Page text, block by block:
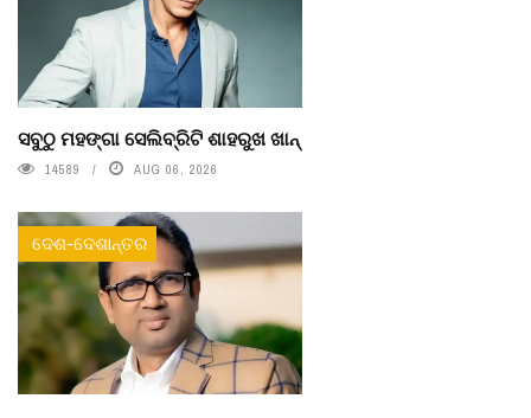
ସବୁଠୁ ମହଙ୍ଗା ସେଲିବ୍ରିଟି ଶାହରୁଖ ଖାନ୍
14589 AUG 06, 2026
ଦେଶ-ଦେଶାନ୍ତର